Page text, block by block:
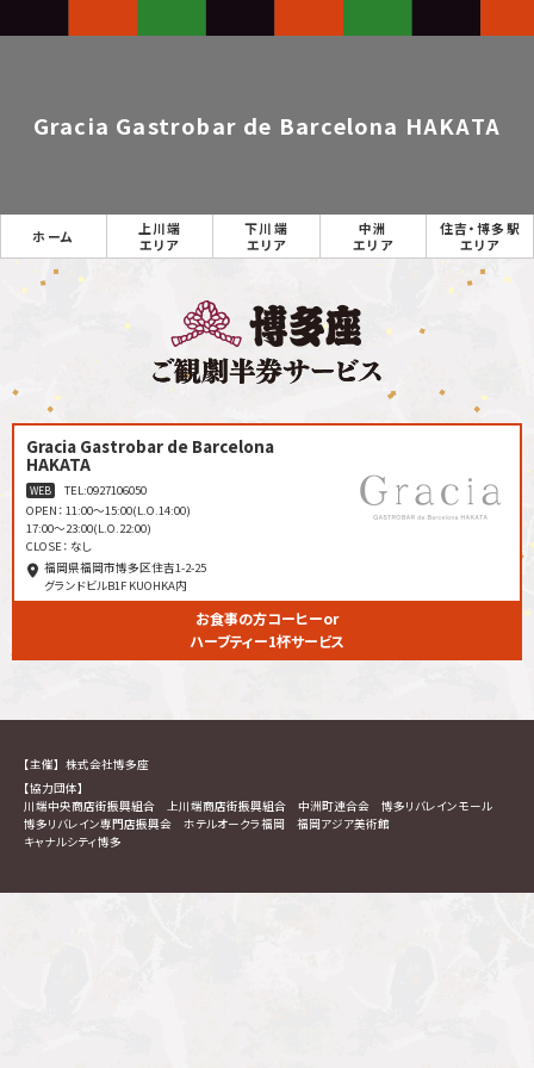
Gracia Gastrobar de Barcelona HAKATA
ホーム
上川端
エリア
下川端
エリア
中洲
エリア
住吉・博多駅
エリア
Gracia Gastrobar de Barcelona
HAKATA
WEB TEL:0927106050
OPEN： 11:00〜15:00(L.O.14:00)
17:00〜23:00(L.O.22:00)
CLOSE： なし
福岡県福岡市博多区住吉1-2-25
グランドビルB1F KUOHKA内
お食事の方コーヒーor
ハーブティー1杯サービス
【主催】 株式会社博多座
【協力団体】
川端中央商店街振興組合
上川端商店街振興組合 中洲町連合会
博多リバレインモール
博多リバレイン専門店振興会
ホテルオークラ福岡
福岡アジア美術館
キャナルシティ博多